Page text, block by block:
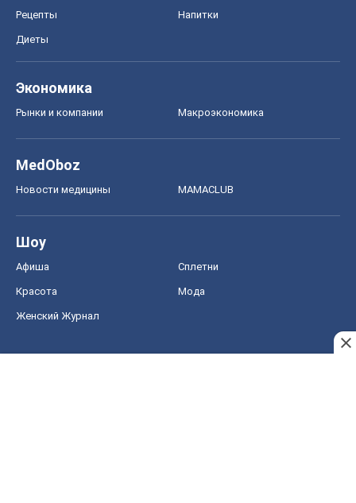
Рецепты Напитки
Диеты
Экономика
Рынки и компании Mакроэкономика
MedOboz
Новости медицины MAMACLUB
Шоу
Афиша Сплетни
Красота Мода
Женский Журнал